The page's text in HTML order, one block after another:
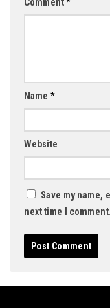
Name *
Website
Save my name,
next time I comment.